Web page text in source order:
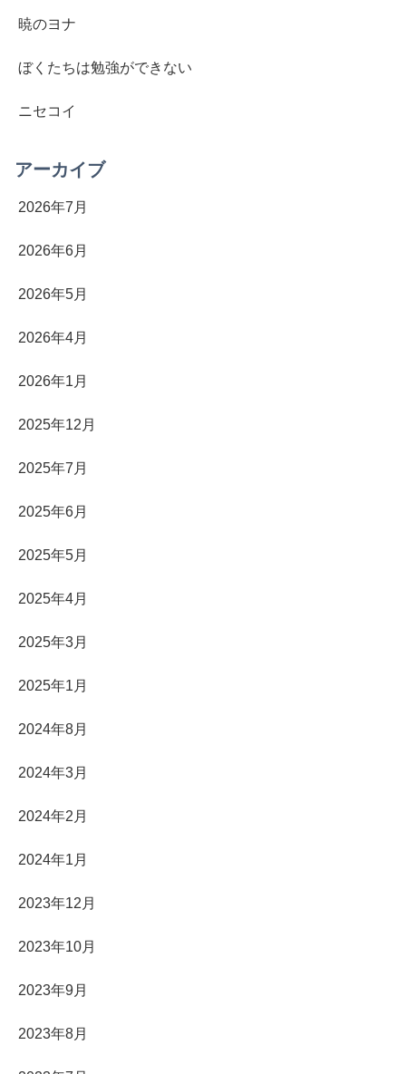
暁のヨナ
ぼくたちは勉強ができない
ニセコイ
アーカイブ
2026年7月
2026年6月
2026年5月
2026年4月
2026年1月
2025年12月
2025年7月
2025年6月
2025年5月
2025年4月
2025年3月
2025年1月
2024年8月
2024年3月
2024年2月
2024年1月
2023年12月
2023年10月
2023年9月
2023年8月